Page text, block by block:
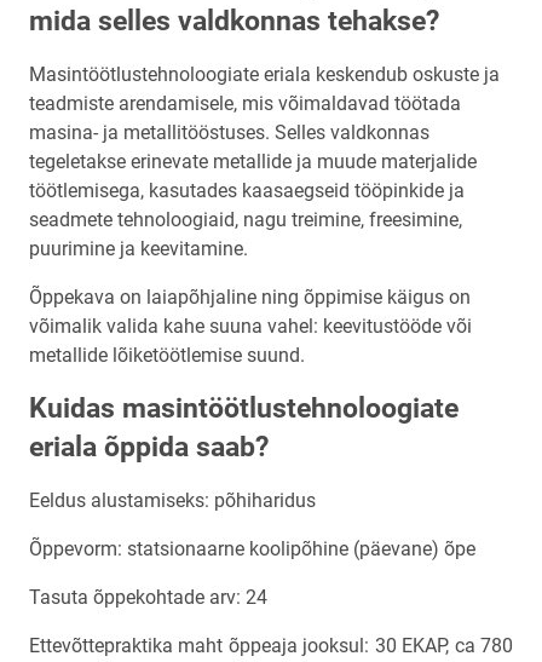
mida selles valdkonnas tehakse?
Masintöötlustehnoloogiate eriala keskendub oskuste ja
teadmiste arendamisele, mis võimaldavad töötada
masina- ja metallitööstuses. Selles valdkonnas
tegeletakse erinevate metallide ja muude materjalide
töötlemisega, kasutades kaasaegseid tööpinkide ja
seadmete tehnoloogiaid, nagu treimine, freesimine,
puurimine ja keevitamine.
Õppekava on laiapõhjaline ning õppimise käigus on
võimalik valida kahe suuna vahel: keevitustööde või
metallide lõiketöötlemise suund.
Kuidas masintöötlustehnoloogiate
eriala õppida saab?
Eeldus alustamiseks: põhiharidus
Õppevorm: statsionaarne koolipõhine (päevane) õpe
Tasuta õppekohtade arv: 24
Ettevõttepraktika maht õppeaja jooksul: 30 EKAP, ca 780